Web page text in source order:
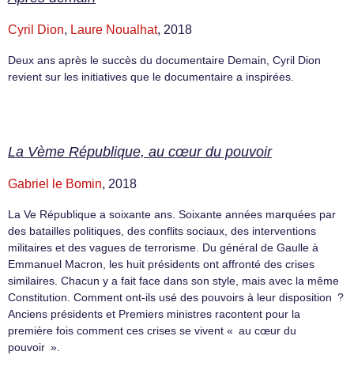
Cyril Dion, Laure Noualhat, 2018
Deux ans après le succès du documentaire Demain, Cyril Dion
revient sur les initiatives que le documentaire a inspirées.
La Vème République, au cœur du pouvoir
Gabriel le Bomin, 2018
La Ve République a soixante ans. Soixante années marquées par
des batailles politiques, des conflits sociaux, des interventions
militaires et des vagues de terrorisme. Du général de Gaulle à
Emmanuel Macron, les huit présidents ont affronté des crises
similaires. Chacun y a fait face dans son style, mais avec la même
Constitution. Comment ont-ils usé des pouvoirs à leur disposition ?
Anciens présidents et Premiers ministres racontent pour la
première fois comment ces crises se vivent « au cœur du
pouvoir ».